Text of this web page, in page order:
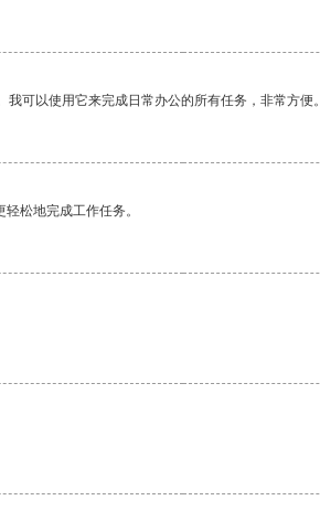
可以使用它来完成日常办公的所有任务，非常方便。
松地完成工作任务。